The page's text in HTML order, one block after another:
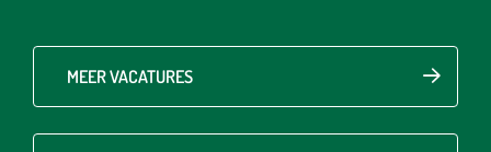
MEER VACATURES